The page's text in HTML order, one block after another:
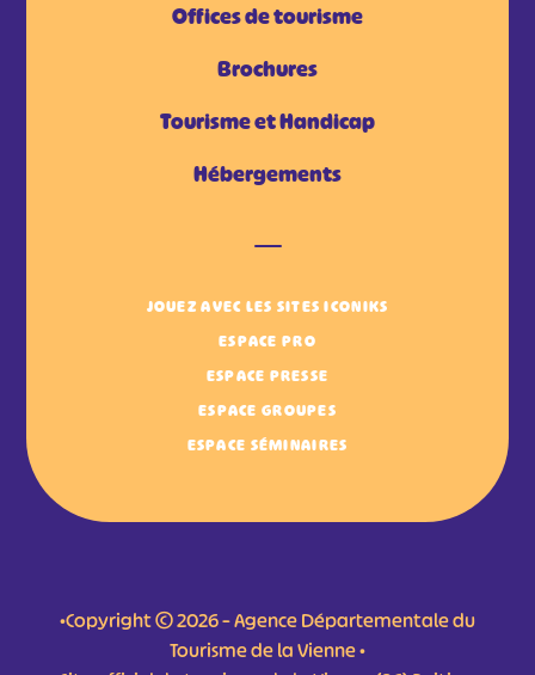
Offices de tourisme
Brochures
Tourisme et Handicap
Hébergements
JOUEZ AVEC LES SITES ICONIKS
ESPACE PRO
ESPACE PRESSE
ESPACE GROUPES
ESPACE SÉMINAIRES
•Copyright © 2026 – Agence Départementale du
Tourisme de la Vienne •